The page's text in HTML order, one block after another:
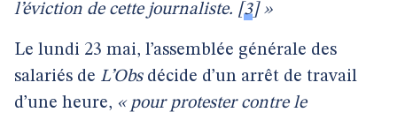
l’éviction de cette journaliste. [3]»
Le lundi 23 mai, l’assemblée générale des
salariés de L’Obsdécide d’un arrêt de travail
d’une heure, « pour protester contre le